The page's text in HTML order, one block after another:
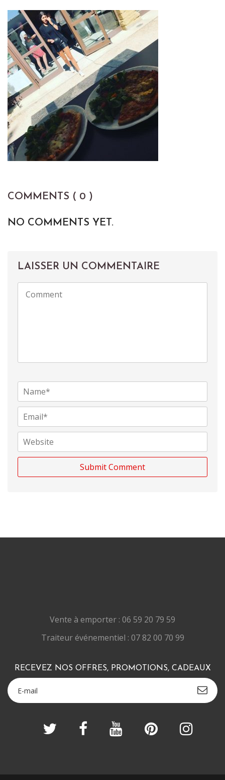
COMMENTS ( 0 )
NO COMMENTS YET.
LAISSER UN COMMENTAIRE
Vente à emporter : 06 59 20 79 59
Traiteur événementiel : 07 82 00 70 99
RECEVEZ NOS OFFRES, PROMOTIONS, CADEAUX